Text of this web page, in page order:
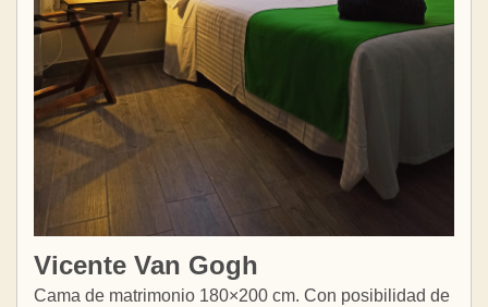
Vicente Van Gogh
Cama de matrimonio 180×200 cm. Con posibilidad de